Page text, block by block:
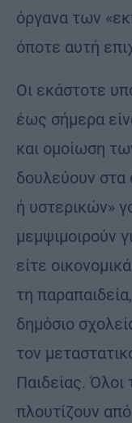
όργανα των
όποτε αυτή
Οι εκάστοτε
έως σήμερα
και ομοίωση
δουλεύουν στα
ή υστερικών»
μεμψιμοιρούν
είτε
τη
δημόσιο
τον
Παιδείας. Όλοι
πλουτίζουν